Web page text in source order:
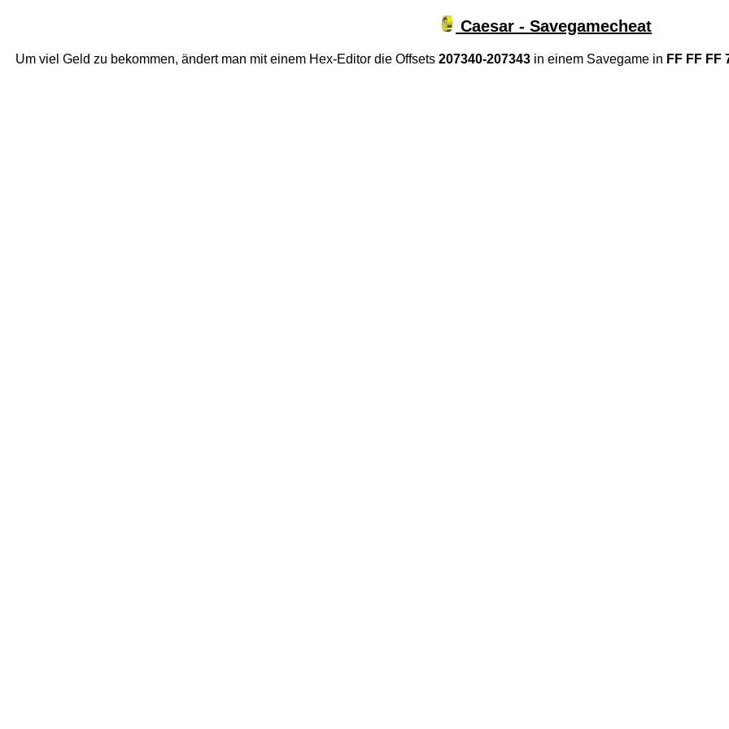
Caesar - Savegamecheat
Um viel Geld zu bekommen, ändert man mit einem Hex-Editor die Offsets 207340-207343in einem Savegame in FF FF FF